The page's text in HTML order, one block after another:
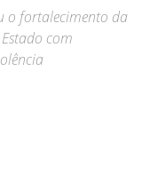
o fortalecimento da
com